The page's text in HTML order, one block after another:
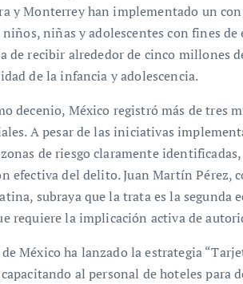
y Monterrey han implementado un
niñas y adolescentes con fines
de recibir alrededor de cinco millones
de la infancia y adolescencia.
decenio, México registró más de tres
A pesar de las iniciativas
de riesgo claramente
efectiva del delito. Juan Martín Pérez,
subraya que la trata es la
requiere la implicación activa de
México ha lanzado la estrategia
al personal de hoteles para